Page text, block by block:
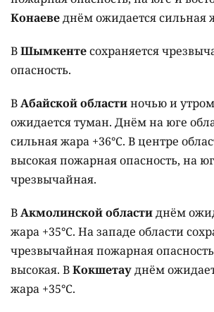
Конаеведнём ожидается сильная
ВШымкентесохраняется
опасность.
ВАбайской областиночью и
ожидается туман. Днём на юге
сильная жара +36°C. В центре
высокая пожарная опасность, на
чрезвычайная.
ВАкмолинской областиднём
жара +35°C. На западе области
чрезвычайная пожарная
высокая. ВКокшетауднём
жара +35°C.